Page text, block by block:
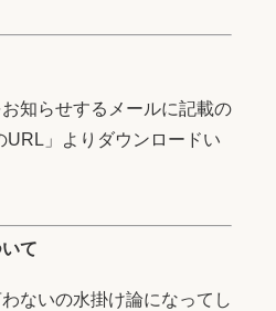
知らせするメールに記載の
URL」よりダウンロードい
て
ないの水掛け論になってし